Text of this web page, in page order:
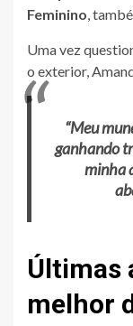
Feminino,
Uma vez
o exterior,
“Meu
ganhando
minha
Últimas
melhor